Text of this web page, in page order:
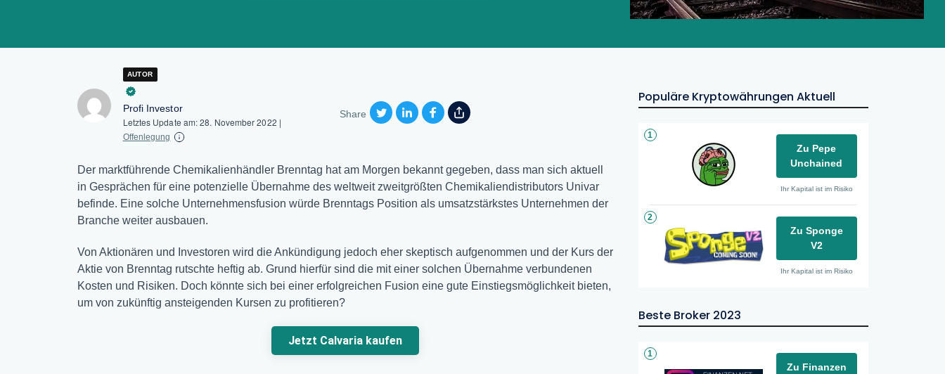
AUTOR
Profi Investor
Letztes Update am:28. November 2022 |
Offenlegung
Share
Der marktführende Chemikalienhändler Brenntag hat am Morgen bekannt gegeben, dass man sich aktuell
in Gesprächen für eine potenzielle Übernahme des weltweit zweitgrößten Chemikaliendistributors Univar
befinde. Eine solche Unternehmensfusion würde Brenntags Position als umsatzstärkstes Unternehmen der
Branche weiter ausbauen.
Von Aktionären und Investoren wird die Ankündigung jedoch eher skeptisch aufgenommen und der Kurs der
Aktie von Brenntag rutschte heftig ab. Grund hierfür sind die mit einer solchen Übernahme verbundenen
Kosten und Risiken. Doch könnte sich bei einer erfolgreichen Fusion eine gute Einstiegsmöglichkeit bieten,
um von zukünftig ansteigenden Kursen zu profitieren?
Jetzt Calvaria kaufen
Populäre Kryptowährungen Aktuell
1
Zu Pepe
Unchained
Ihr Kapital ist im Risiko
2
Zu Sponge
V2
Ihr Kapital ist im Risiko
Beste Broker 2023
1
Zu Finanzen